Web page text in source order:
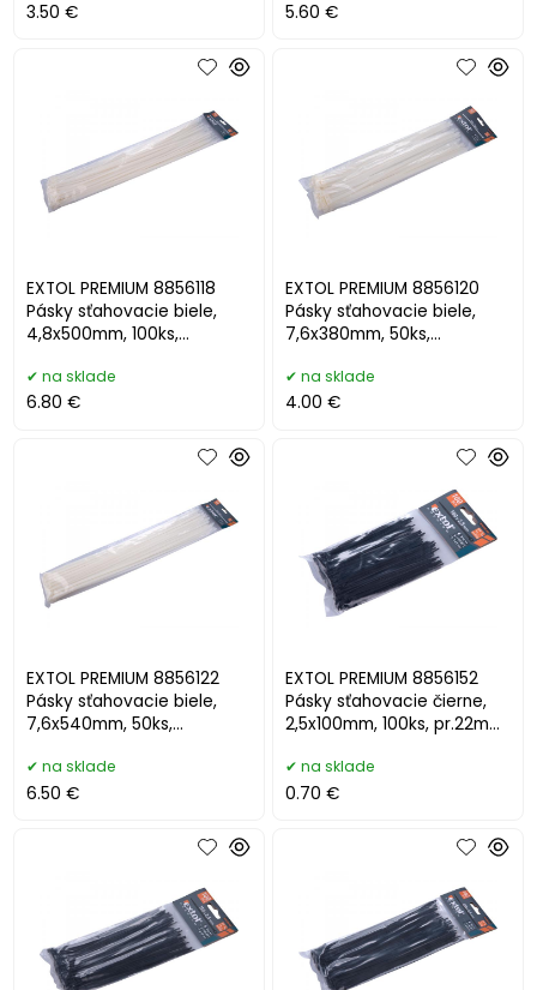
3.50 € 5.60 €
EXTOL PREMIUM 8856118
Pásky sťahovacie biele,
4,8x500mm, 100ks,
na sklade
6.80 €
EXTOL PREMIUM 8856120
Pásky sťahovacie biele,
7,6x380mm, 50ks,
na sklade
4.00 €
EXTOL PREMIUM 8856122
Pásky sťahovacie biele,
7,6x540mm, 50ks,
na sklade
6.50 €
EXTOL PREMIUM 8856152
Pásky sťahovacie čierne,
2,5x100mm, 100ks, pr.22mm,
na sklade
0.70 €